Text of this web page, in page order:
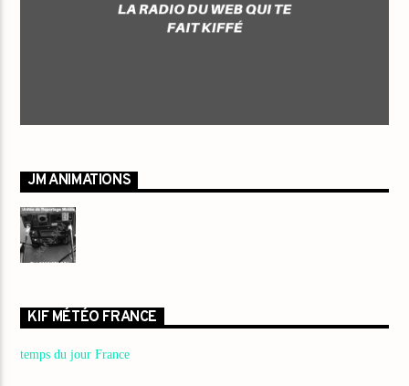
JM ANIMATIONS
KIF MÉTÉO FRANCE
temps du jour France